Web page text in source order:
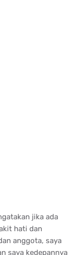
jika ada
hati dan
anggota, saya
saya kedepannya